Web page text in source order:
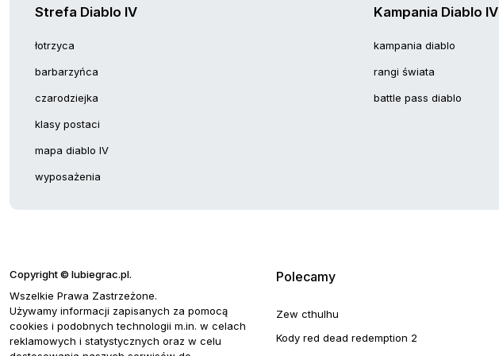
Strefa Diablo IV
łotrzyca
barbarzyńca
czarodziejka
klasy postaci
mapa diablo IV
wyposażenia
Kampania Diablo IV
kampania diablo
rangi świata
battle pass diablo
Copyright © lubiegrac.pl.
Wszelkie Prawa Zastrzeżone.
Używamy informacji zapisanych za pomocą
cookies i podobnych technologii m.in. w celach
reklamowych i statystycznych oraz w celu
Polecamy
Zew cthulhu
Kody red dead redemption 2